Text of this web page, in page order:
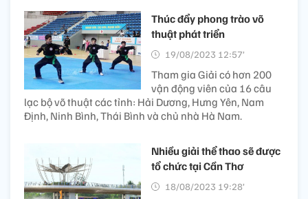
Thúc đẩy phong trào võ
thuật phát triển
19/08/2023 12:57’
Tham gia Giải có hơn 200
vận động viên của 16 câu
lạc bộ võ thuật các tỉnh: Hải Dương, Hưng Yên, Nam
Định, Ninh Bình, Thái Bình và chủ nhà Hà Nam.
Nhiều giải thể thao sẽ được
tổ chức tại Cần Thơ
18/08/2023 19:28’